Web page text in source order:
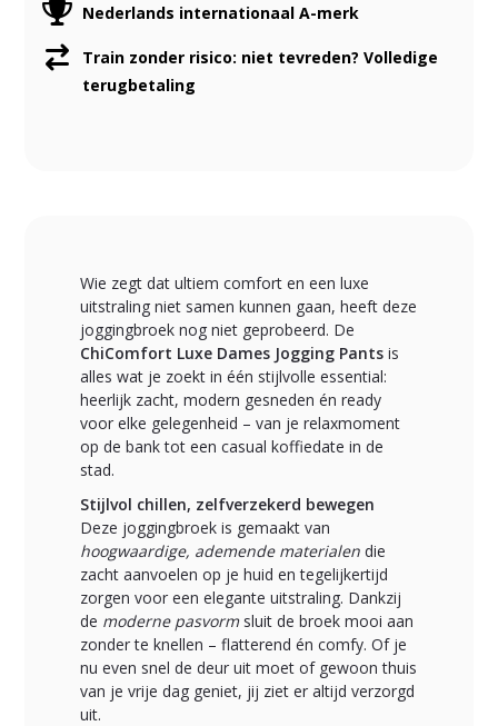
Nederlands internationaal A-merk
Train zonder risico: niet tevreden? Volledige
terugbetaling
Wie zegt dat ultiem comfort en een luxe
uitstraling niet samen kunnen gaan, heeft deze
joggingbroek nog niet geprobeerd. De
ChiComfort Luxe Dames Jogging Pants is
alles wat je zoekt in één stijlvolle essential:
heerlijk zacht, modern gesneden én ready
voor elke gelegenheid – van je relaxmoment
op de bank tot een casual koffiedate in de
stad.
Stijlvol chillen, zelfverzekerd bewegen
Deze joggingbroek is gemaakt van
hoogwaardige, ademende materialen die
zacht aanvoelen op je huid en tegelijkertijd
zorgen voor een elegante uitstraling. Dankzij
de moderne pasvormsluit de broek mooi aan
zonder te knellen – flatterend én comfy. Of je
nu even snel de deur uit moet of gewoon thuis
van je vrije dag geniet, jij ziet er altijd verzorgd
uit.